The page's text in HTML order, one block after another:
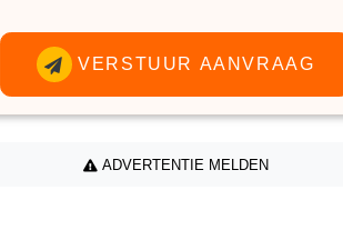
VERSTUUR AANVRAAG
ADVERTENTIE MELDEN